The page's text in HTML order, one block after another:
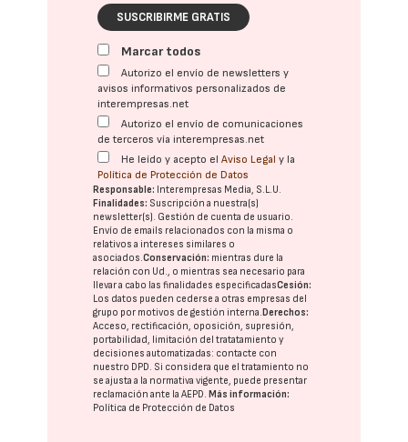
SUSCRIBIRME GRATIS
Marcar todos
Autorizo el envío de newsletters y
avisos informativos personalizados de
interempresas.net
Autorizo el envío de comunicaciones
de terceros vía interempresas.net
He leído y acepto elAviso Legal y la
Política de Protección de Datos
Responsable: Interempresas Media, S.L.U.
Finalidades: Suscripción a nuestra(s)
newsletter(s). Gestión de cuenta de usuario.
Envío de emails relacionados con la misma o
relativos a intereses similares o
asociados.Conservación: mientras dure la
relación con Ud., o mientras sea necesario para
llevar a cabo las finalidades especificadasCesión:
Los datos pueden cederse a otras empresas del
grupo por motivos de gestión interna.Derechos:
Acceso, rectificación, oposición, supresión,
portabilidad, limitación del tratatamiento y
decisiones automatizadas: contacte con
nuestro DPD. Si considera que el tratamiento no
se ajusta a la normativa vigente, puede presentar
reclamación ante laAEPD.Más información:
Política de Protección de Datos